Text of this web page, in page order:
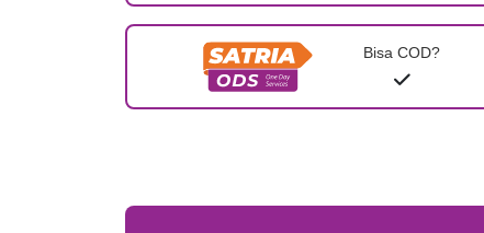
Bisa COD?